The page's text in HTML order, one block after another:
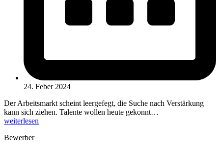
24. Feber 2024
Der Arbeitsmarkt scheint leergefegt, die Suche nach Verstärkung
kann sich ziehen. Talente wollen heute gekonnt…
weiterlesen
Bewerber